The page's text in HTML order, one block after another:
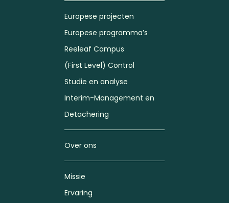
Europese projecten
Europese programma’s
Reeleaf Campus
(First Level) Control
Studie en analyse
Interim-Management en
Detachering
Over ons
Missie
Ervaring